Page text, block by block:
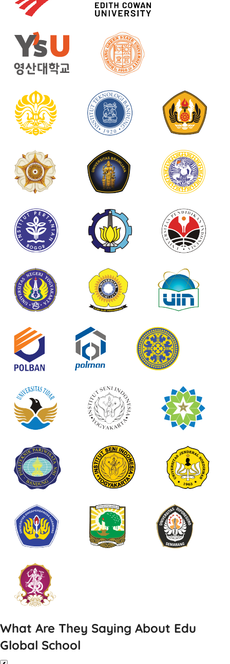
What Are They Saying About Edu
Global School